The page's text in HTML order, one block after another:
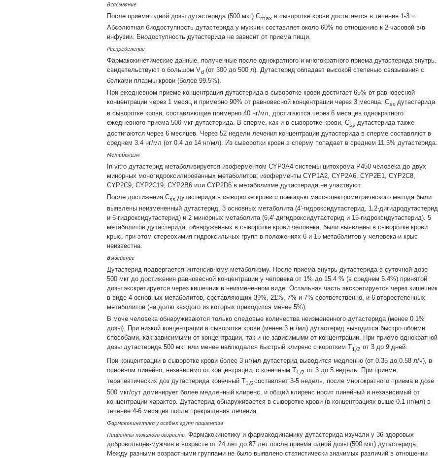
Всасывание
После приема одной дозы дутастерида (500 мкг) Cmax в сыворотке крови достигается в течение 1-3 ч.
Абсолютная биодоступность дутастерида у мужчин составляет около 60% по отношению к 2-часовой в/в
инфузии. Биодоступность дутастерида не зависит от приема пищи.
Распределение
Фармакокинетические данные, полученные после однократного и многократного приема дутастерида внутрь,
свидетельствуют о большом Vd (от 300 до 500 л). Дутастерид обладает высокой степенью связывания с
белками плазмы крови (более 99.5%).
При ежедневном приеме концентрация дутастерида в сыворотке крови достигает 65% от равновесной
концентрации через 1 месяц и примерно 90% от равновесной концентрации через 3 месяца. Css дутастерида
в сыворотке крови, составляющие примерно 40 нг/мл, достигаются через 6 месяцев однократного
ежедневного приема 500 мкг дутастерида. В сперме, как и в сыворотке крови, Css дутастерида также
достигаются через 6 месяцев. Через 52 недели лечения концентрации дутастерида в сперме составляют в
среднем 3.4 нг/мл (от 0.4 до 14 нг/мл). Из сыворотки крови в сперму попадает в среднем 11.5% дутастерида.
Метаболизм
In vitro дутастерид метаболизируется изоферментом CYP3A4 системы цитохрома Р450 человека до двух
минорных моногидроксилированных метаболитов; изоферменты CYP1A2, CYP2A6, CYP2E1, CYP2C8,
CYP2C9, CYP2C19, CYP2B6 или CYP2D6 в метаболизме дутастерида не участвуют.
После достижения Css дутастерида в сыворотке крови с помощью масс-спектрометрического метода были
выявлены неизмененный дутастерид, 3 основных метаболита (4'-гидроксидутастерид, 1,2-дигидродутастерид
и 6-гидроксидутастерид) и 2 минорных метаболита (6,4'-дигидроксидутастерид и 15-гидроксидутастерид). 5
метаболитов дутастерида, обнаруженных в сыворотке крови человека, были выявлены в сыворотке крови
крыс, при этом стереохимия гидроксильных групп в положениях 6 и 15 метаболитов у человека и крыс
неизвестна.
Выведение
Дутастерид подвергается интенсивному метаболизму. После приема внутрь дутастерида в суточной дозе
500 мкг до достижения равновесной концентрации у человека от 1% до 15.4 % (в среднем 5.4%) принятой
дозы экскретируется через кишечник в неизмененном виде. Остальная часть экскретируется через кишечник
в виде 4 основных метаболитов, составляющих 39%, 21%, 7% и 7% соответственно, и 6 второстепенных
метаболитов (на долю каждого из которых приходится менее 5%).
В моче человека обнаруживаются только следовые количества неизмененного дутастерида (менее 0.1%
дозы). При низкой концентрации в сыворотке крови (менее 3 нг/мл) дутастерид выводится быстро обоими
способами, как зависимыми от концентрации, так и не зависимыми от концентрации. При приеме однократной
дозы дутастерида 500 мкг или менее наблюдался быстрый клиренс с коротким Т1/2 от 3 до 9 дней.
При концентрации в сыворотке крови более 3 нг/мл дутастерид выводится медленно (от 0.35 до 0.58 л/ч), в
основном линейно, независимо от концентрации, с конечным Т1/2 от 3 до 5 недель. При приеме
терапевтических доз дутастерида конечный Т1/2составляет 3-5 недель, после многократного приема в дозе
500 мкг/сут доминирует более медленный клиренс, и общий клиренс носит линейный и независимый от
концентрации характер. Дутастерид обнаруживается в сыворотке крови (в концентрациях выше 0.1 нг/мл) в
течение 4-6 месяцев после прекращения лечения.
Фармакокинетика у особых групп пациентов
Пациенты пожилого возраста. Фармакокинетику и фармакодинамику дутастерида изучали у 36 здоровых
добровольцев-мужчин в возрасте от 24 лет до 87 лет после приема одной дозы (500 мкг) дутастерида.
Между разными возрастными группами не было выявлено статистически значимых различий в отношении